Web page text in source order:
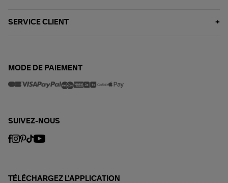
SERVICE CLIENT
MODE DE PAIEMENT
SUIVEZ-NOUS
TÉLÉCHARGEZ L'APPLICATION